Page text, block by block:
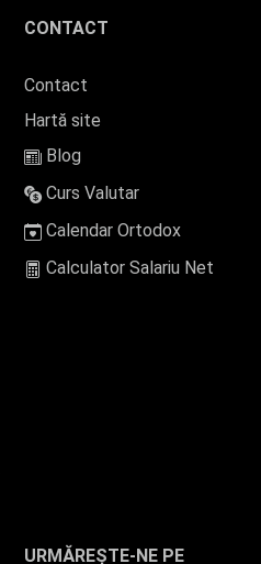
CONTACT
Contact
Hartă site
Blog
Curs Valutar
Calendar Ortodox
Calculator Salariu Net
URMĂREȘTE-NE PE